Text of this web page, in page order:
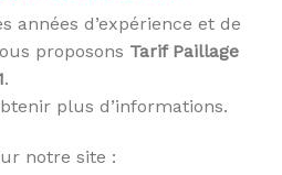
années d’expérience et de
proposons Tarif Paillage
.
plus d’informations.
notre site :